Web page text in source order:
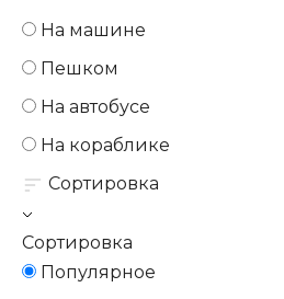
На машине
Пешком
На автобусе
На кораблике
Сортировка
Сортировка
Популярное